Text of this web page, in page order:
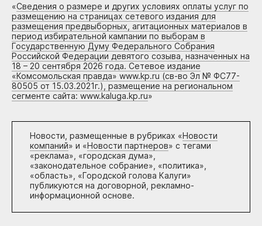
«Сведения о размере и других условиях оплаты услуг по
размещению на страницах сетевого издания для
размещения предвыборных, агитационных материалов в
период избирательной кампании по выборам в
Государственную Думу Федерального Собрания
Российской Федерации девятого созыва, назначенных на
18 – 20 сентября 2026 года. Сетевое издание
«Комсомольская правда» www.kp.ru (св-во Эл № ФС77-
80505 от 15.03.2021г.), размещение на региональном
сегменте сайта: www.kaluga.kp.ru»
Новости, размещенные в рубриках «Новости
компаний» и «Новости партнеров» с тегами
«реклама», «городская дума»,
«законодательное собрание», «политика»,
«область», «Городской голова Калуги»
публикуются на договорной, рекламно-
информационной основе.